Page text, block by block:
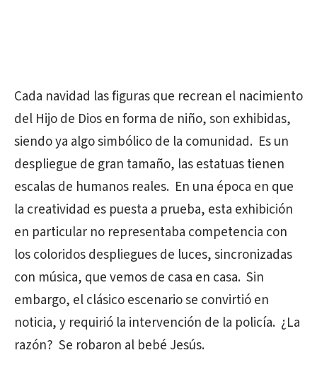
Cada navidad las figuras que recrean el nacimiento
del Hijo de Dios en forma de niño, son exhibidas,
siendo ya algo simbólico de la comunidad. Es un
despliegue de gran tamaño, las estatuas tienen
escalas de humanos reales. En una época en que
la creatividad es puesta a prueba, esta exhibición
en particular no representaba competencia con
los coloridos despliegues de luces, sincronizadas
con música, que vemos de casa en casa. Sin
embargo, el clásico escenario se convirtió en
noticia, y requirió la intervención de la policía. ¿La
razón? Se robaron al bebé Jesús.